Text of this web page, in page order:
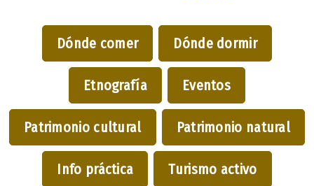
Dónde comer Dónde dormir
Etnografía Eventos
Patrimonio cultural Patrimonio natural
Info práctica Turismo activo